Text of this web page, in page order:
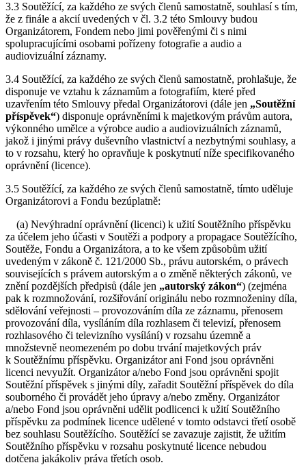
3.3 Soutěžící, za každého ze svých členů samostatně, souhlasí s tím,
že z finále a akcií uvedených v čl. 3.2 této Smlouvy budou
Organizátorem, Fondem nebo jimi pověřenými či s nimi
spolupracujícími osobami pořízeny fotografie a audio a
audiovizuální záznamy.
3.4 Soutěžící, za každého ze svých členů samostatně, prohlašuje, že
disponuje ve vztahu k záznamům a fotografiím, které před
uzavřením této Smlouvy předal Organizátorovi (dále jen „Soutěžní
příspěvek“) disponuje oprávněními k majetkovým právům autora,
výkonného umělce a výrobce audio a audiovizuálních záznamů,
jakož i jinými právy duševního vlastnictví a nezbytnými souhlasy, a
to v rozsahu, který ho opravňuje k poskytnutí níže specifikovaného
oprávnění (licence).
3.5 Soutěžící, za každého ze svých členů samostatně, tímto uděluje
Organizátorovi a Fondu bezúplatně:
(a) Nevýhradní oprávnění (licenci) k užití Soutěžního příspěvku
za účelem jeho účasti v Soutěži a podpory a propagace Soutěžícího,
Soutěže, Fondu a Organizátora, a to ke všem způsobům užití
uvedeným v zákoně č. 121/2000 Sb., právu autorském, o právech
souvisejících s právem autorským a o změně některých zákonů, ve
znění pozdějších předpisů (dále jen „autorský zákon“) (zejména
pak k rozmnožování, rozšiřování originálu nebo rozmnoženiny díla,
sdělování veřejnosti – provozováním díla ze záznamu, přenosem
provozování díla, vysíláním díla rozhlasem či televizí, přenosem
rozhlasového či televizního vysílání) v rozsahu územně a
množstevně neomezeném po dobu trvání majetkových práv
k Soutěžnímu příspěvku. Organizátor ani Fond jsou oprávněni
licenci nevyužít. Organizátor a/nebo Fond jsou oprávněni spojit
Soutěžní příspěvek s jinými díly, zařadit Soutěžní příspěvek do díla
souborného či provádět jeho úpravy a/nebo změny. Organizátor
a/nebo Fond jsou oprávněni udělit podlicenci k užití Soutěžního
příspěvku za podmínek licence udělené v tomto odstavci třetí osobě
bez souhlasu Soutěžícího. Soutěžící se zavazuje zajistit, že užitím
Soutěžního příspěvku v rozsahu poskytnuté licence nebudou
dotčena jakákoliv práva třetích osob.